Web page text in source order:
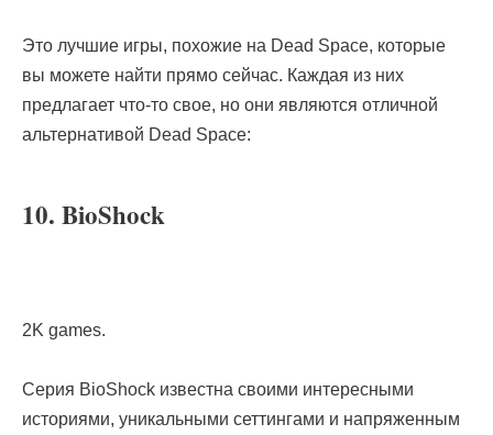
Это лучшие игры, похожие на Dead Space, которые
вы можете найти прямо сейчас. Каждая из них
предлагает что-то свое, но они являются отличной
альтернативой Dead Space:
10. BioShock
2K games.
Серия BioShock известна своими интересными
историями, уникальными сеттингами и напряженным